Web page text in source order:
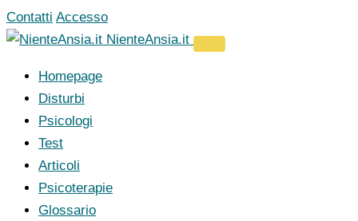
Vai
al
Contatti Accesso
NienteAnsia.it
Homepage
Disturbi
Psicologi
Test
Articoli
Psicoterapie
Glossario